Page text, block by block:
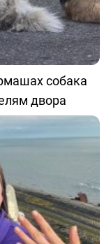
собака
двора